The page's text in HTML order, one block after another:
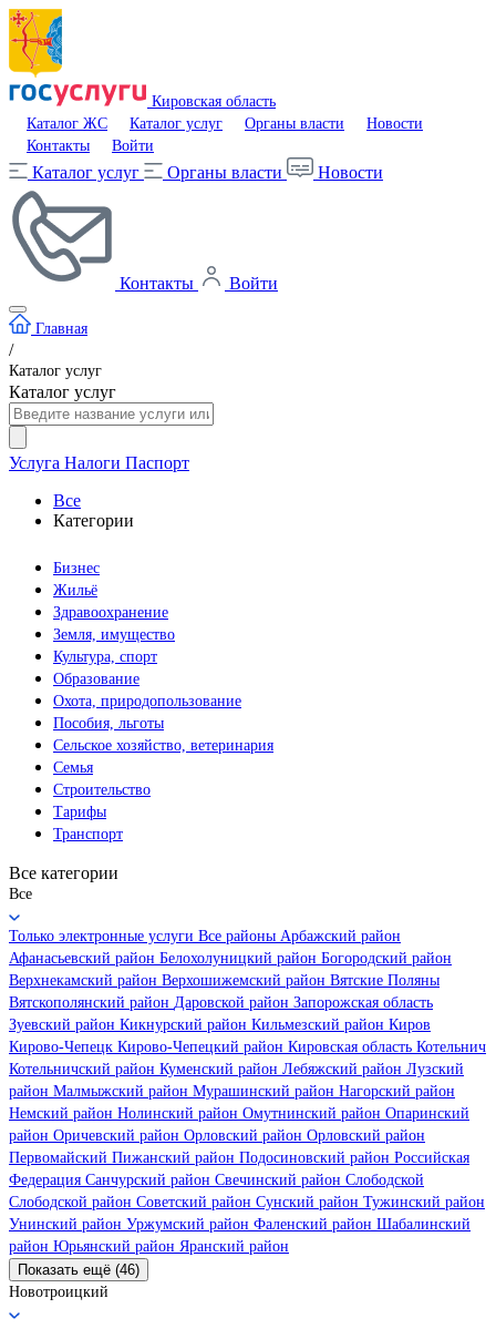
Кировская область
Каталог ЖС
Каталог услуг Органы власти
Новости
Контакты
Войти
Каталог услуг Органы власти Новости
Контакты Войти
Главная
/
Каталог услуг
Каталог услуг
Услуга Налоги Паспорт
Все
Категории
Бизнес
Жильё
Здравоохранение
Земля, имущество
Культура, спорт
Образование
Охота, природопользование
Пособия, льготы
Сельское хозяйство, ветеринария
Семья
Строительство
Тарифы
Транспорт
Все категории
Все
Только электронные услуги Все районы Арбажский район
Афанасьевский район Белохолуницкий район Богородский район
Верхнекамский район Верхошижемский район Вятские Поляны
Вятскополянский район Даровской район Запорожская область
Зуевский район Кикнурский район Кильмезский район Киров
Кирово-Чепецк Кирово-Чепецкий район Кировская область Котельнич
Котельничский район Куменский район Лебяжский район Лузский
район Малмыжский район Мурашинский район Нагорский район
Немский район Нолинский район Омутнинский район Опаринский
район Оричевский район Орловский район Орловский район
Первомайский Пижанский район Подосиновский район Российская
Федерация Санчурский район Свечинский район Слободской
Слободской район Советский район Сунский район Тужинский район
Унинский район Уржумский район Фаленский район Шабалинский
район Юрьянский район Яранский район
Показать ещё (46)
Новотроицкий